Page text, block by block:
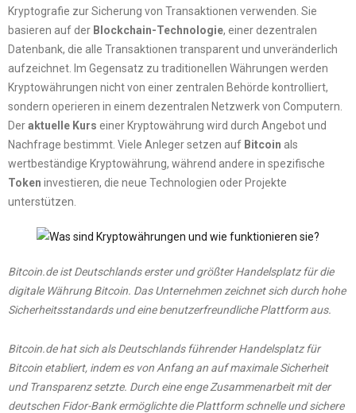
Kryptografie zur Sicherung von Transaktionen verwenden. Sie
basieren auf der Blockchain-Technologie, einer dezentralen
Datenbank, die alle Transaktionen transparent und unveränderlich
aufzeichnet. Im Gegensatz zu traditionellen Währungen werden
Kryptowährungen nicht von einer zentralen Behörde kontrolliert,
sondern operieren in einem dezentralen Netzwerk von Computern.
Deraktuelle Kurs einer Kryptowährung wird durch Angebot und
Nachfrage bestimmt. Viele Anleger setzen auf Bitcoin als
wertbeständige Kryptowährung, während andere in spezifische
Token investieren, die neue Technologien oder Projekte
unterstützen.
Bitcoin.de ist Deutschlands erster und größter Handelsplatz für die
digitale Währung Bitcoin. Das Unternehmen zeichnet sich durch hohe
Sicherheitsstandards und eine benutzerfreundliche Plattform aus.
Bitcoin.de hat sich als Deutschlands führender Handelsplatz für
Bitcoin etabliert, indem es von Anfang an auf maximale Sicherheit
und Transparenz setzte. Durch eine enge Zusammenarbeit mit der
deutschen Fidor-Bank ermöglichte die Plattform schnelle und sichere